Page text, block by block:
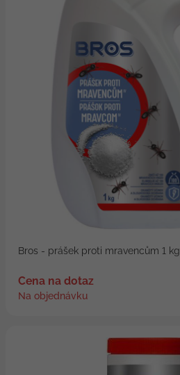
Bros - prášek proti mravencům 1 kg
Cena na dotaz
Na objednávku